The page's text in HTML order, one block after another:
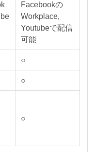
Facebookの
Workplace,
Youtubeで配信
可能
○
○
○